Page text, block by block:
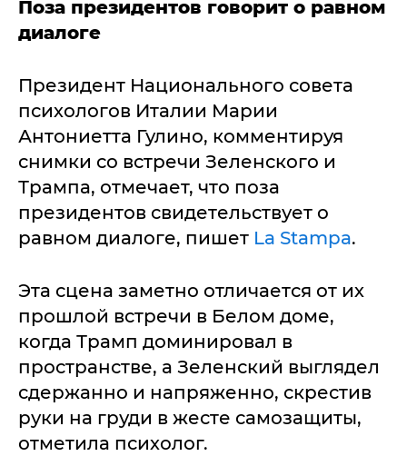
Поза президентов говорит о равном
диалоге
Президент Национального совета
психологов Италии Марии
Антониетта Гулино, комментируя
снимки со встречи Зеленского и
Трампа, отмечает, что поза
президентов свидетельствует о
равном диалоге, пишет La Stampa.
Эта сцена заметно отличается от их
прошлой встречи в Белом доме,
когда Трамп доминировал в
пространстве, а Зеленский выглядел
сдержанно и напряженно, скрестив
руки на груди в жесте самозащиты,
отметила психолог.